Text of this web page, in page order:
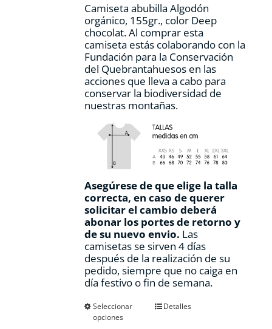
página
de
producto
Camiseta abubilla Algodón
orgánico, 155gr., color Deep
chocolat. Al comprar esta
camiseta estás colaborando con la
Fundación para la Conservación
del Quebrantahuesos en las
acciones que lleva a cabo para
conservar la biodiversidad de
nuestras montañas.
Asegúrese de que elige la talla
correcta, en caso de querer
solicitar el cambio deberá
abonar los portes de retorno y
de su nuevo envio. Las
camisetas se sirven 4 días
después de la realización de su
pedido, siempre que no caiga en
día festivo o fin de semana.
Seleccionar
opciones
EsteDetalles